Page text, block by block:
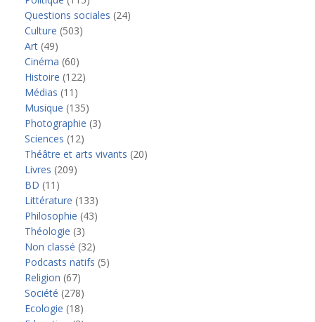
Questions sociales (24)
Culture (503)
Art (49)
Cinéma (60)
Histoire (122)
Médias (11)
Musique (135)
Photographie (3)
Sciences (12)
Théâtre et arts vivants (20)
Livres (209)
BD (11)
Littérature (133)
Philosophie (43)
Théologie (3)
Non classé (32)
Podcasts natifs (5)
Religion (67)
Société (278)
Ecologie (18)